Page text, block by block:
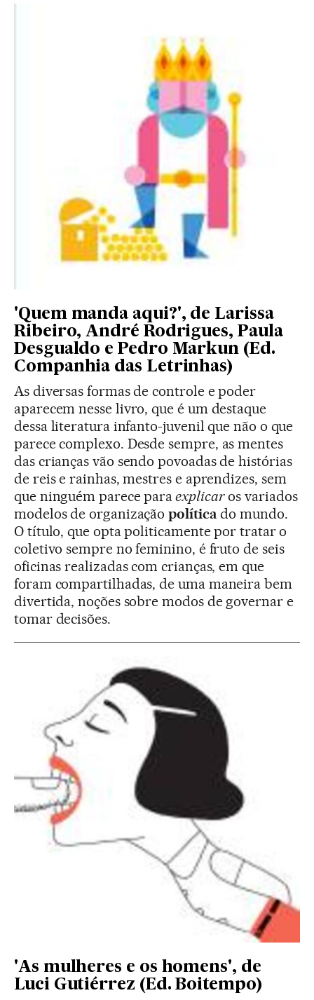
'Quem manda aqui?', de Larissa
Ribeiro, André Rodrigues, Paula
Desgualdo e Pedro Markun (Ed.
Companhia das Letrinhas)
As diversas formas de controle e poder
aparecem nesse livro, que é um destaque
dessa literatura infanto-juvenil que não o que
parece complexo. Desde sempre, as mentes
das crianças vão sendo povoadas de histórias
de reis e rainhas, mestres e aprendizes, sem
que ninguém parece paraexplicaros variados
modelos de organizaçãopolítica do mundo.
O título, que opta politicamente por tratar o
coletivo sempre no feminino, é fruto de seis
oficinas realizadas com crianças, em que
foram compartilhadas, de uma maneira bem
divertida, noções sobre modos de governar e
tomar decisões.
'As mulheres e os homens', de
Luci Gutiérrez (Ed. Boitempo)